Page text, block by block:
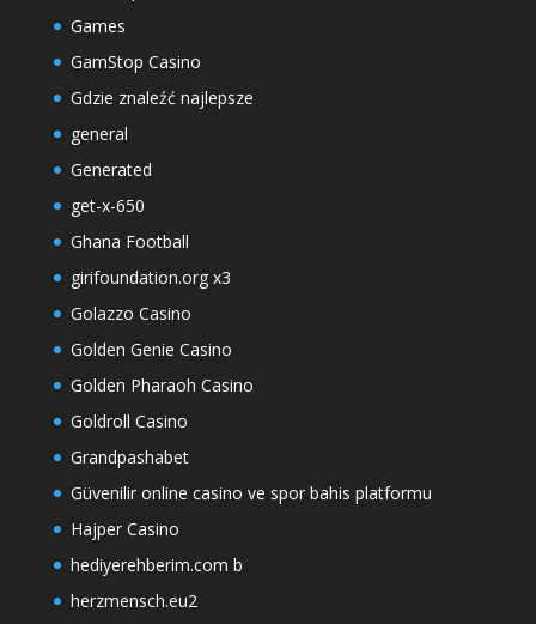
Games
GamStop Casino
Gdzie znaleźć najlepsze
general
Generated
get-x-650
Ghana Football
girifoundation.org x3
Golazzo Casino
Golden Genie Casino
Golden Pharaoh Casino
Goldroll Casino
Grandpashabet
Güvenilir online casino ve spor bahis platformu
Hajper Casino
hediyerehberim.com b
herzmensch.eu2